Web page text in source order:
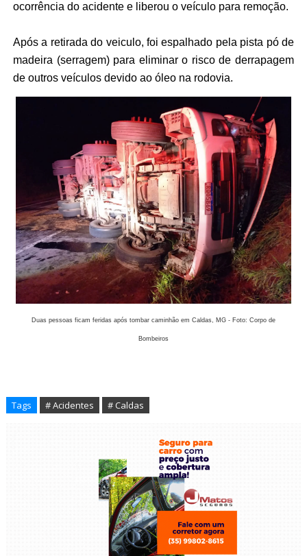
ocorrência do acidente e liberou o veículo para remoção.
Após a retirada do veiculo, foi espalhado pela pista pó de
madeira (serragem) para eliminar o risco de derrapagem
de outros veículos devido ao óleo na rodovia.
Duas pessoas ficam feridas após tombar caminhão em Caldas, MG - Foto: Corpo de
Bombeiros
Tags # Acidentes # Caldas